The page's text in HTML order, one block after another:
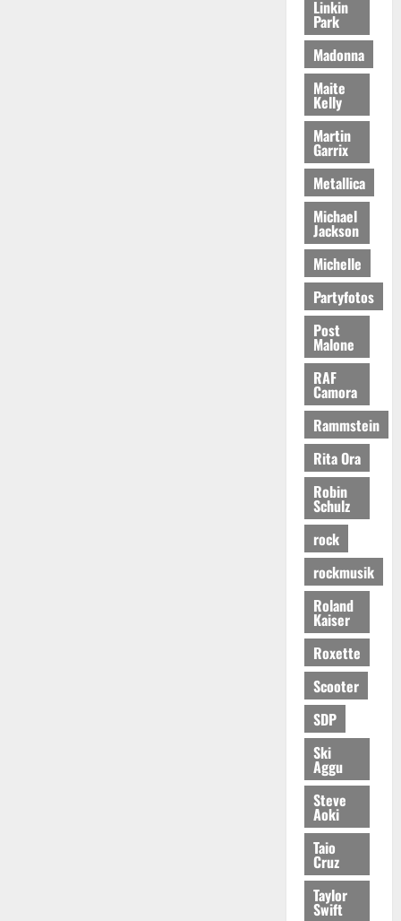
Linkin
Park
Madonna
Maite
Kelly
Martin
Garrix
Metallica
Michael
Jackson
Michelle
Partyfotos
Post
Malone
RAF
Camora
Rammstein
Rita Ora
Robin
Schulz
rock
rockmusik
Roland
Kaiser
Roxette
Scooter
SDP
Ski
Aggu
Steve
Aoki
Taio
Cruz
Taylor
Swift